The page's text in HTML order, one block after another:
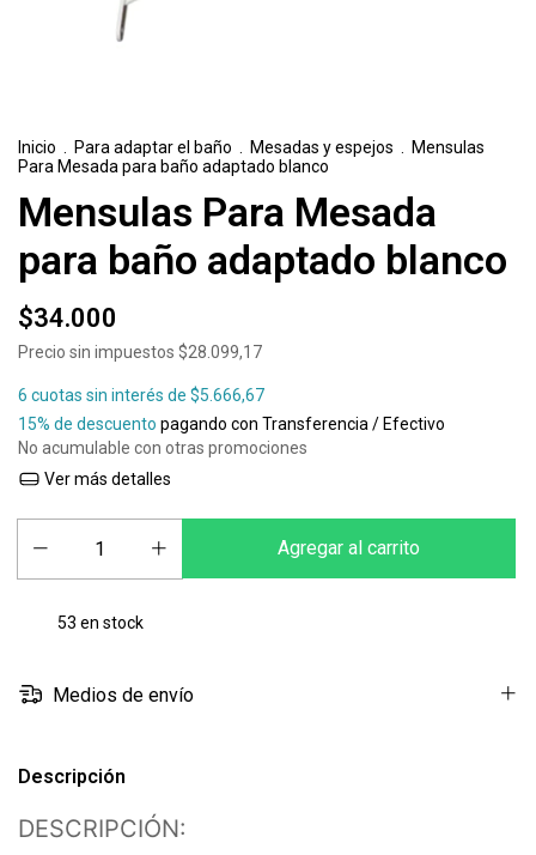
Inicio Para adaptar el baño Mesadas y espejos
Mensulas
Para Mesada para baño adaptado blanco
Mensulas Para Mesada
para baño adaptado blanco
$34.000
Precio sin impuestos $28.099,17
6 cuotas sin interés de $5.666,67
15% de descuento pagando con Transferencia / Efectivo
No acumulable con otras promociones
Ver más detalles
53 en stock
Medios de envío
Descripción
DESCRIPCIÓN: